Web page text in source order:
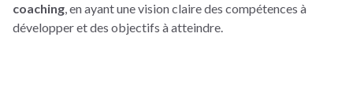
coaching, en ayant une vision claire des compétences à
développer et des objectifs à atteindre.